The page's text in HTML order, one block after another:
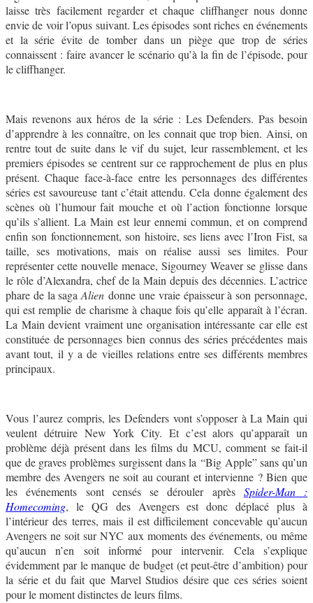
laisse très facilement regarder et chaque cliffhanger nous donne
envie de voir l’opus suivant. Les épisodes sont riches en événements
et la série évite de tomber dans un piège que trop de séries
connaissent : faire avancer le scénario qu’à la fin de l’épisode, pour
le cliffhanger.
Mais revenons aux héros de la série : Les Defenders. Pas besoin
d’apprendre à les connaître, on les connait que trop bien. Ainsi, on
rentre tout de suite dans le vif du sujet, leur rassemblement, et les
premiers épisodes se centrent sur ce rapprochement de plus en plus
présent. Chaque face-à-face entre les personnages des différentes
séries est savoureuse tant c’était attendu. Cela donne également des
scènes où l’humour fait mouche et où l’action fonctionne lorsque
qu’ils s’allient. La Main est leur ennemi commun, et on comprend
enfin son fonctionnement, son histoire, ses liens avec l’Iron Fist, sa
taille, ses motivations, mais on réalise aussi ses limites. Pour
représenter cette nouvelle menace, Sigourney Weaver se glisse dans
le rôle d’Alexandra, chef de la Main depuis des décennies. L’actrice
phare de la sagaAlien donne une vraie épaisseur à son personnage,
qui est remplie de charisme à chaque fois qu’elle apparaît à l’écran.
La Main devient vraiment une organisation intéressante car elle est
constituée de personnages bien connus des séries précédentes mais
avant tout, il y a de vieilles relations entre ses différents membres
principaux.
Vous l’aurez compris, les Defenders vont s’opposer à La Main qui
veulent détruire New York City. Et c’est alors qu’apparaît un
problème déjà présent dans les films du MCU, comment se fait-il
que de graves problèmes surgissent dans la “Big Apple” sans qu’un
membre des Avengers ne soit au courant et intervienne ? Bien que
les événements sont censés se dérouler après Spider-Man :
Homecoming, le QG des Avengers est donc déplacé plus à
l’intérieur des terres, mais il est difficilement concevable qu’aucun
Avengers ne soit sur NYC aux moments des événements, ou même
qu’aucun n’en soit informé pour intervenir. Cela s’explique
évidemment par le manque de budget (et peut-être d’ambition) pour
la série et du fait que Marvel Studios désire que ces séries soient
pour le moment distinctes de leurs films.